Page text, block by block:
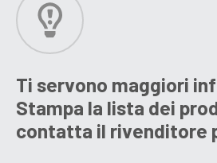
Ti servono maggiori
Stampa la lista dei
contatta il rivenditore